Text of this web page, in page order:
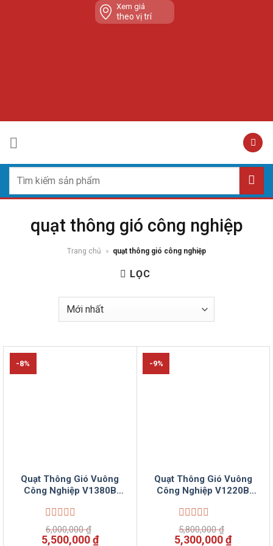
Xem giá
theo vị trí
kiếm:
quạt thông gió công nghiệp
Trang chủ » quạt thông gió công nghiệp
LỌC
-8%
Quạt Thông Gió Vuông
Công Nghiệp V1380B
Được
xếp
6,000,000₫
Giá
5,500,000₫Giá
-9%
Quạt Thông Gió Vuông
Công Nghiệp V1220B
Được
xếp
5,800,000₫
Giá
5,300,000₫Giá